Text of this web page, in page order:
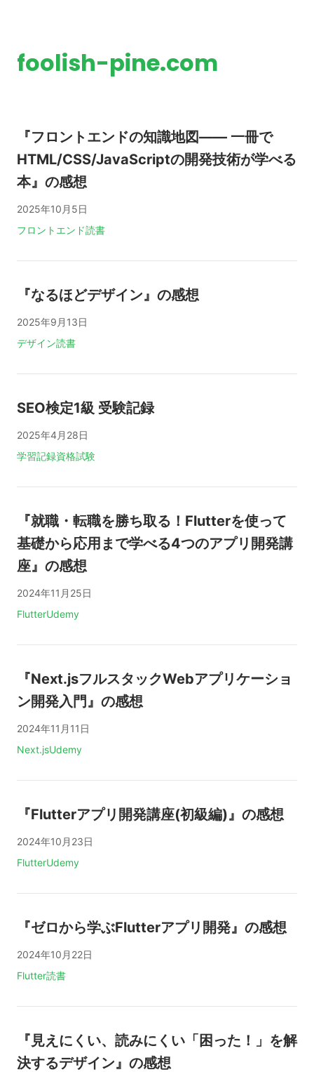
foolish-pine.com
『フロントエンドの知識地図—— 一冊で
HTML/CSS/JavaScriptの開発技術が学べる
本』の感想
2025年10月5日
タグ:
フロントエンド読書
『なるほどデザイン』の感想
2025年9月13日
タグ:
デザイン読書
SEO検定1級 受験記録
2025年4月28日
タグ:
学習記録資格試験
『就職・転職を勝ち取る！Flutterを使って
基礎から応用まで学べる4つのアプリ開発講
座』の感想
2024年11月25日
タグ:
FlutterUdemy
『Next.jsフルスタックWebアプリケーショ
ン開発入門』の感想
2024年11月11日
タグ:
Next.jsUdemy
『Flutterアプリ開発講座(初級編)』の感想
2024年10月23日
タグ:
FlutterUdemy
『ゼロから学ぶFlutterアプリ開発』の感想
2024年10月22日
タグ:
Flutter読書
『見えにくい、読みにくい「困った！」を解
決するデザイン』の感想